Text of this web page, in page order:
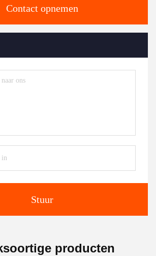
Contact opnemen
Stuur
producten